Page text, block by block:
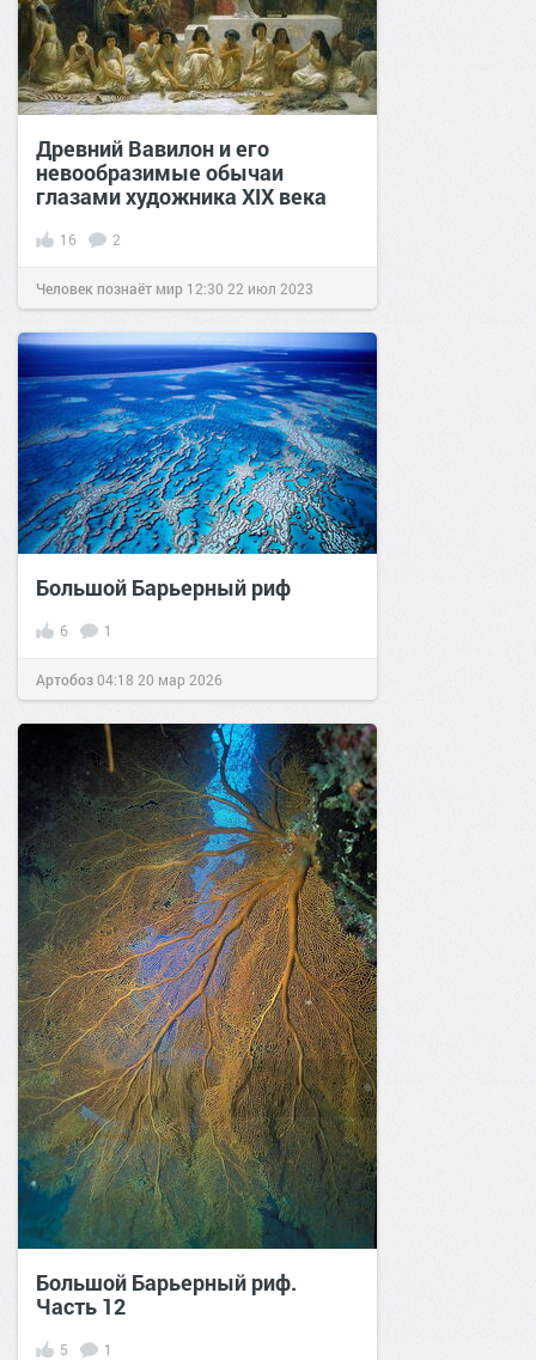
Древний Вавилон и его
невообразимые обычаи
глазами художника XIX века
16 2
Человек познаёт мир 12:30 22 июл 2023
Большой Барьерный риф
6 1
Артобоз04:18 20 мар 2026
Большой Барьерный риф.
Часть 12
5 1